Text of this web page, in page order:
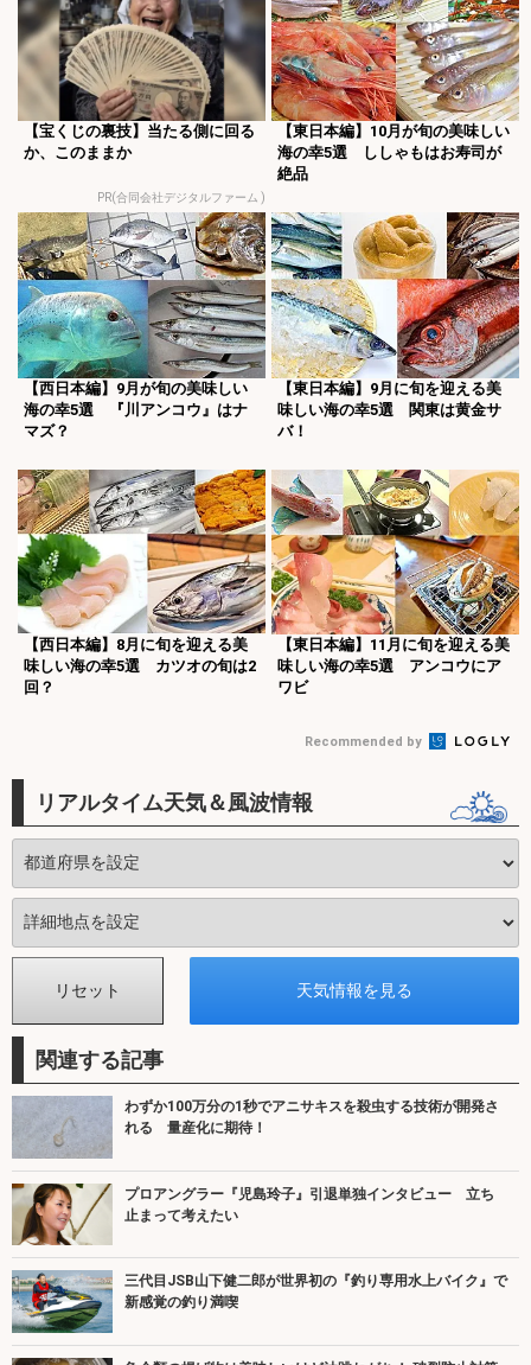
【宝くじの裏技】当たる側に回る
か、このままか
PR(合同会社デジタルファーム )
【東日本編】10月が旬の美味しい
海の幸5選 ししゃもはお寿司が
絶品
【西日本編】9月が旬の美味しい
海の幸5選 『川アンコウ』はナ
マズ？
【東日本編】9月に旬を迎える美
味しい海の幸5選 関東は黄金サ
バ！
【西日本編】8月に旬を迎える美
味しい海の幸5選 カツオの旬は2
回？
【東日本編】11月に旬を迎える美
味しい海の幸5選 アンコウにア
ワビ
Recommended by
リアルタイム天気＆風波情報
関連する記事
わずか100万分の1秒でアニサキスを殺虫する技術が開発さ
れる 量産化に期待！
プロアングラー『児島玲子』引退単独インタビュー 立ち
止まって考えたい
三代目JSB山下健二郎が世界初の『釣り専用水上バイク』で
新感覚の釣り満喫